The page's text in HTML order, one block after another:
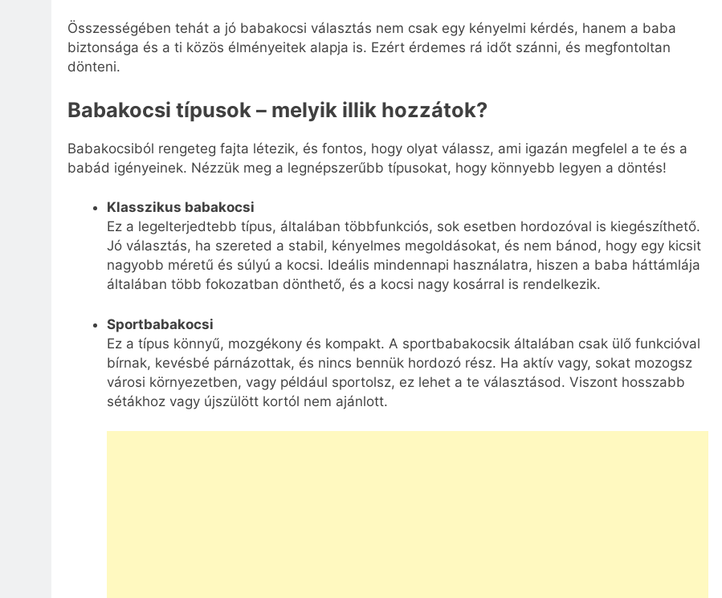
Összességében tehát a jó babakocsi választás nem csak egy kényelmi kérdés, hanem a baba
biztonsága és a ti közös élményeitek alapja is. Ezért érdemes rá időt szánni, és megfontoltan
dönteni.
Babakocsi típusok – melyik illik hozzátok?
Babakocsiból rengeteg fajta létezik, és fontos, hogy olyat válassz, ami igazán megfelel a te és a
babád igényeinek. Nézzük meg a legnépszerűbb típusokat, hogy könnyebb legyen a döntés!
Klasszikus babakocsi
Ez a legelterjedtebb típus, általában többfunkciós, sok esetben hordozóval is kiegészíthető.
Jó választás, ha szereted a stabil, kényelmes megoldásokat, és nem bánod, hogy egy kicsit
nagyobb méretű és súlyú a kocsi. Ideális mindennapi használatra, hiszen a baba háttámlája
általában több fokozatban dönthető, és a kocsi nagy kosárral is rendelkezik.
Sportbabakocsi
Ez a típus könnyű, mozgékony és kompakt. A sportbabakocsik általában csak ülő funkcióval
bírnak, kevésbé párnázottak, és nincs bennük hordozó rész. Ha aktív vagy, sokat mozogsz
városi környezetben, vagy például sportolsz, ez lehet a te választásod. Viszont hosszabb
sétákhoz vagy újszülött kortól nem ajánlott.